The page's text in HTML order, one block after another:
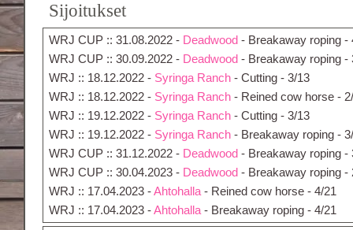
Sijoitukset
WRJ CUP :: 31.08.2022 - Deadwood - Breakaway roping -
WRJ CUP :: 30.09.2022 - Deadwood - Breakaway roping -
WRJ :: 18.12.2022 - Syringa Ranch - Cutting - 3/13
WRJ :: 18.12.2022 - Syringa Ranch - Reined cow horse -
WRJ :: 19.12.2022 - Syringa Ranch - Cutting - 3/13
WRJ :: 19.12.2022 - Syringa Ranch - Breakaway roping -
WRJ CUP :: 31.12.2022 - Deadwood - Breakaway roping -
WRJ CUP :: 30.04.2023 - Deadwood - Breakaway roping -
WRJ :: 17.04.2023 -Ahtohalla - Reined cow horse - 4/21
WRJ :: 17.04.2023 -Ahtohalla - Breakaway roping - 4/21